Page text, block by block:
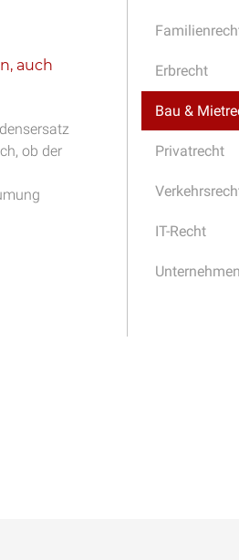
Erbrecht
Bau &
Privatrecht
IT-Recht
Unternehmen
auch
ob der